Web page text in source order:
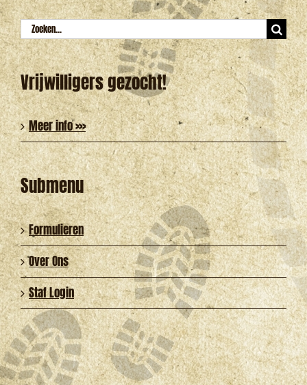
Zoeken
naar:
Vrijwilligers gezocht!
Meer info >>>
Submenu
Formulieren
Over Ons
Staf Login